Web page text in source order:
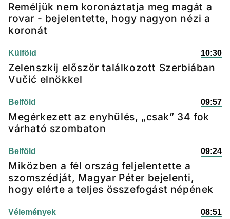
Reméljük nem koronáztatja meg magát a
rovar - bejelentette, hogy nagyon nézi a
koronát
Külföld 10:30
Zelenszkij először találkozott Szerbiában
Vučić elnökkel
Belföld 09:57
Megérkezett az enyhülés, „csak” 34 fok
várható szombaton
Belföld 09:24
Miközben a fél ország feljelentette a
szomszédját, Magyar Péter bejelenti,
hogy elérte a teljes összefogást népének
Vélemények 08:51